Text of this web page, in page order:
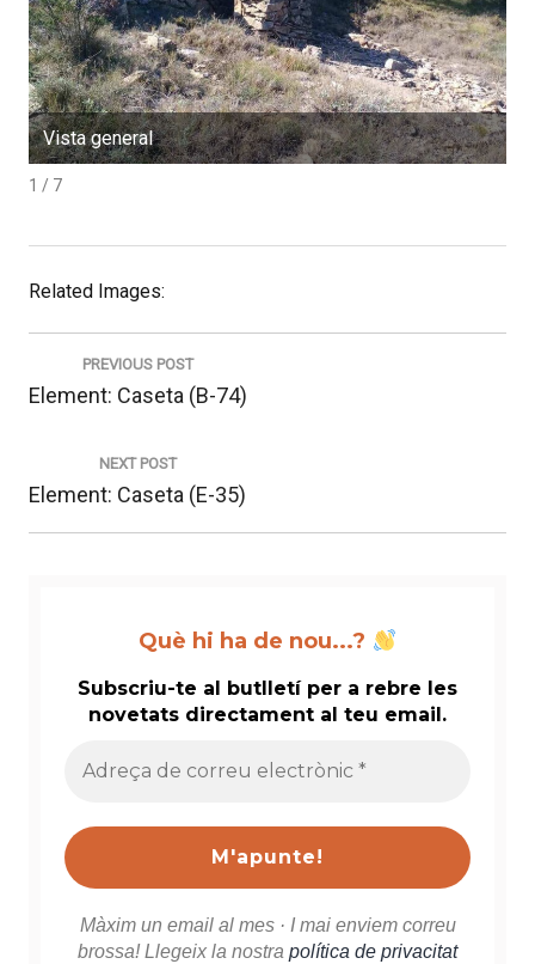
Vista general
1 / 7
Related Images:
Navegació
d'entrades
PREVIOUS POST
Previous
Element: Caseta (B-74)
NEXT POST
Next
post:
Element: Caseta (E-35)
Què hi ha de nou...?
Subscriu-te al butlletí per a rebre les
novetats directament al teu email.
*
Màxim un email al mes · I mai enviem correu
brossa! Llegeix la nostra política de privacitat